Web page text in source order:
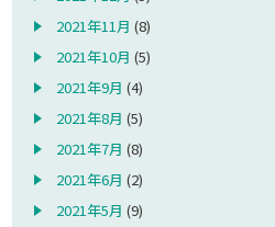
2021年11月 (8)
2021年10月 (5)
2021年9月 (4)
2021年8月 (5)
2021年7月 (8)
2021年6月 (2)
2021年5月 (9)